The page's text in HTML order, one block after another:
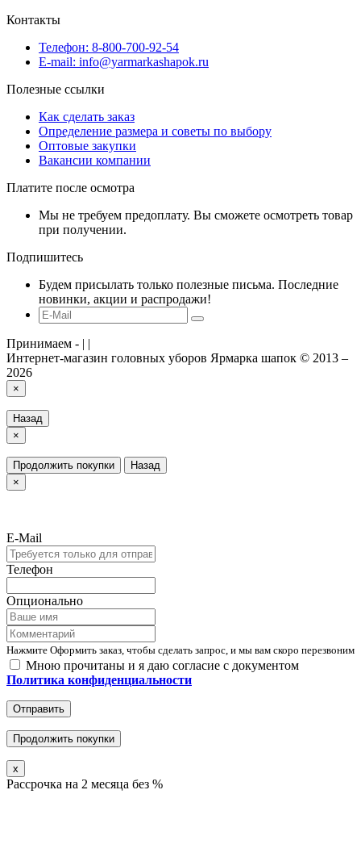
Контакты
Телефон: 8-800-700-92-54
E-mail: info@yarmarkashapok.ru
Полезные ссылки
Как сделать заказ
Определение размера и советы по выбору
Оптовые закупки
Вакансии компании
Платите после осмотра
Мы не требуем предоплату. Вы сможете осмотреть товар
при получении.
Подпишитесь
Будем присылать только полезные письма. Последние
новинки, акции и распродажи!
Принимаем - | |
Интернет-магазин головных уборов Ярмарка шапок © 2013 –
2026
×
Назад
×
Продолжить покупки
Назад
×
E-Mail
Телефон
Опционально
Нажмите Оформить заказ, чтобы сделать запрос, и мы вам скоро перезвоним
Мною прочитаны и я даю согласие с документом
Политика конфиденциальности
Отправить
Продолжить покупки
x
Рассрочка на 2 месяца без %